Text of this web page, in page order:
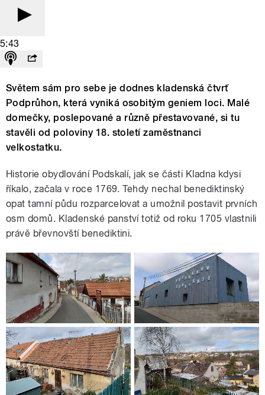
5:43
Světem sám pro sebe je dodnes kladenská čtvrť
Podprůhon, která vyniká osobitým geniem loci. Malé
domečky, poslepované a různě přestavované, si tu
stavěli od poloviny 18. století zaměstnanci
velkostatku.
Historie obydlování Podskalí, jak se části Kladna kdysi
říkalo, začala v roce 1769. Tehdy nechal benediktinský
opat tamní půdu rozparcelovat a umožnil postavit prvních
osm domů. Kladenské panství totiž od roku 1705 vlastnili
právě břevnovští benediktini.